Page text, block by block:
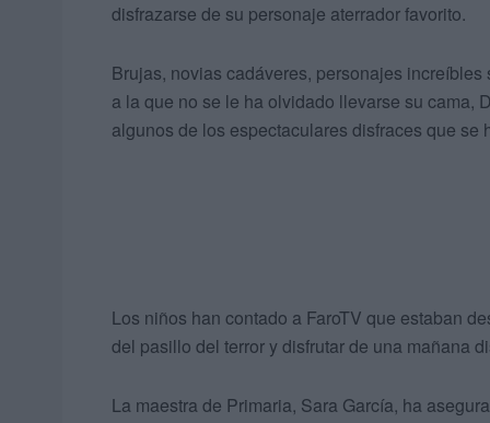
disfrazarse de su personaje aterrador favorito.
Brujas, novias cadáveres, personajes
a la que no se le ha olvidado llevarse su cama,
algunos de los espectaculares disfraces que se
Los niños han contado a FaroTV que estaban
del pasillo del terror y disfrutar de una mañana
La maestra de Primaria, Sara García, ha